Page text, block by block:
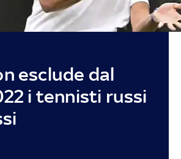
esclude dal
i tennisti russi